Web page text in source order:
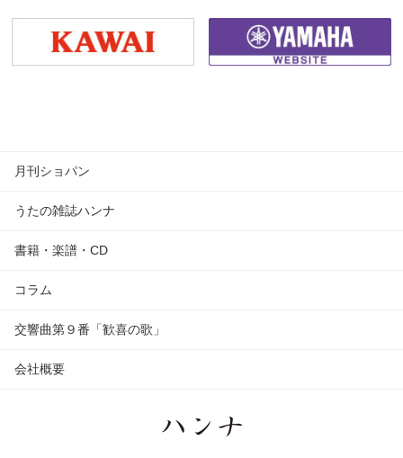
月刊ショパン
うたの雑誌ハンナ
書籍・楽譜・CD
コラム
交響曲第９番「歓喜の歌」
会社概要